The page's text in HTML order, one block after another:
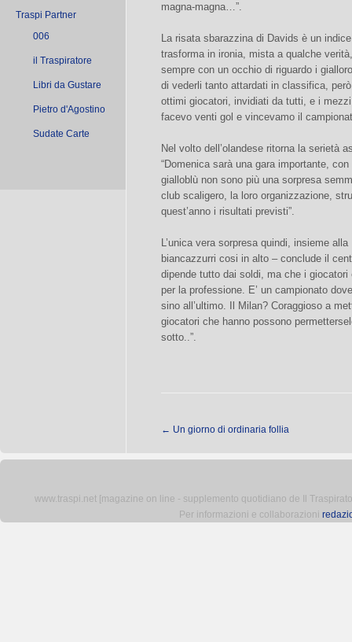
Traspi Partner
006
il Traspiratore
Libri da Gustare
Pietro d'Agostino
Sudate Carte
magna-magna…”.
La risata sbarazzina di Davids è un
trasforma in ironia, mista a qualche
sempre con un occhio di riguardo i
di vederli tanto attardati in classifica,
ottimi giocatori, invidiati da tutti, e i
facevo venti gol e vincevamo il
Nel volto dell’olandese ritorna la serietà
“Domenica sarà una gara importante,
gialloblù non sono più una sorpresa
club scaligero, la loro organizzazione,
quest’anno i risultati previsti”.
L’unica vera sorpresa quindi, insieme
biancazzurri cosi in alto – conclude il
dipende tutto dai soldi, ma che i
per la professione. E’ un campionato
sino all’ultimo. Il Milan? Coraggioso a
giocatori che hanno possono
sotto..”.
← Un giorno di ordinaria follia
www.traspi.net [magazine on line - supplemento quotidiano de Il
Per informazioni e collaborazioni